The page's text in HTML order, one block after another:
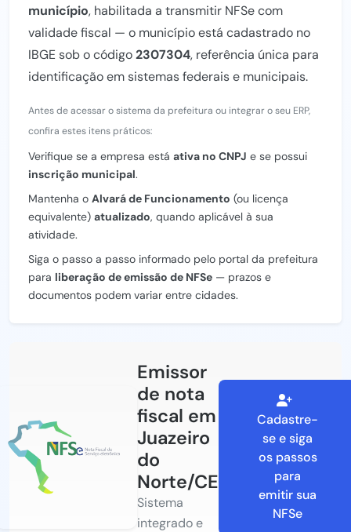
município, habilitada a transmitir NFSe com
validade fiscal — o município está cadastrado no
IBGE sob o código2307304, referência única para
identificação em sistemas federais e municipais.
Antes de acessar o sistema da prefeitura ou integrar o seu ERP,
confira estes itens práticos:
Verifique se a empresa está ativa no CNPJ e se possui
inscrição municipal.
Mantenha o Alvará de Funcionamento (ou licença
equivalente) atualizado, quando aplicável à sua
atividade.
Siga o passo a passo informado pelo portal da prefeitura
para liberação de emissão de NFSe — prazos e
documentos podem variar entre cidades.
Emissor
de nota
fiscal em
Juazeiro
do
Norte/CE
Sistema
integrado e
Cadastre-
se e siga
os passos
para
emitir sua
NFSe